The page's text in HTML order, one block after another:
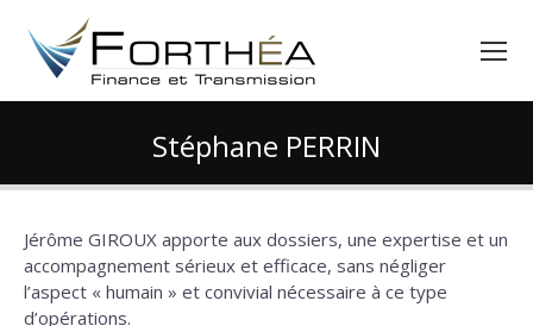
Stéphane PERRIN
Vous êtes ici :
Jérôme GIROUX apporte aux dossiers, une expertise et un
accompagnement sérieux et efficace, sans négliger
l’aspect « humain » et convivial nécessaire à ce type
d’opérations.